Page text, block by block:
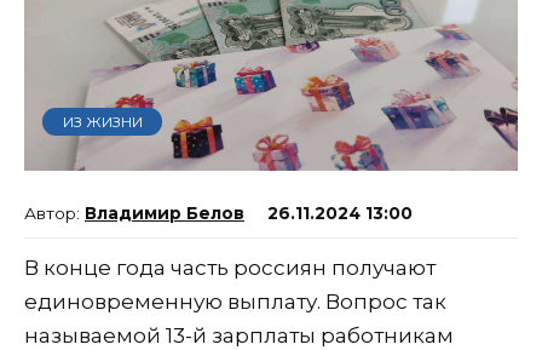
ИЗ ЖИЗНИ
Владимир Белов 26.11.2024 13:00
В конце года часть россиян получают
единовременную выплату. Вопрос так
называемой 13-й зарплаты работникам